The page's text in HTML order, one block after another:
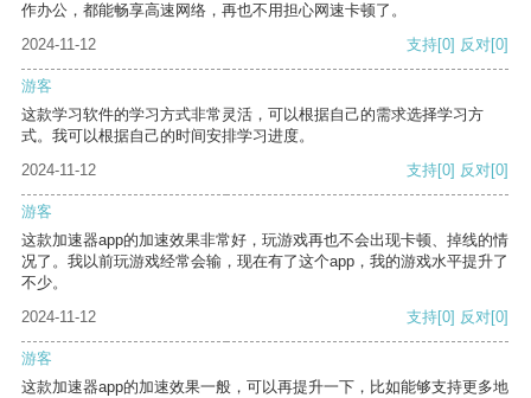
作办公，都能畅享高速网络，再也不用担心网速卡顿了。
2024-11-12
支持[0] 反对[0]
游客
这款学习软件的学习方式非常灵活，可以根据自己的需求选择学习方
式。我可以根据自己的时间安排学习进度。
2024-11-12
支持[0] 反对[0]
游客
这款加速器app的加速效果非常好，玩游戏再也不会出现卡顿、掉线的情
况了。我以前玩游戏经常会输，现在有了这个app，我的游戏水平提升了
不少。
2024-11-12
支持[0] 反对[0]
游客
这款加速器app的加速效果一般，可以再提升一下，比如能够支持更多地